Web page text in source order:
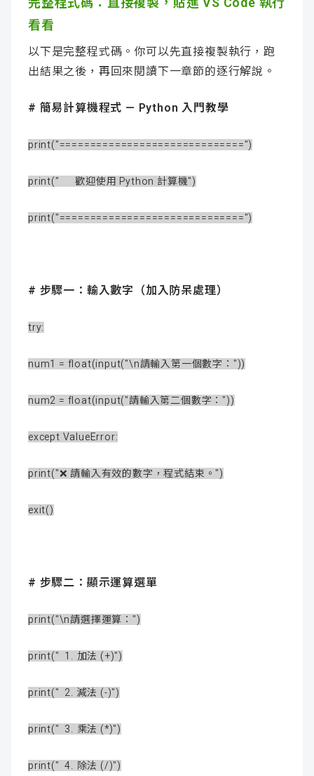
看看
以下是完整程式碼。你可以先直接複製執行，跑
出結果之後，再回來閱讀下一章節的逐行解說。
# 簡易計算機程式 — Python 入門教學
print("==============================")
print(" 歡迎使用 Python 計算機")
print("==============================")
# 步驟一：輸入數字（加入防呆處理）
try:
num1 = float(input("\n請輸入第一個數字："))
num2 = float(input("請輸入第二個數字："))
except ValueError:
print("❌ 請輸入有效的數字，程式結束。")
exit()
# 步驟二：顯示運算選單
print("\n請選擇運算：")
print(" 1. 加法 (+)")
print(" 2. 減法 (-)")
print(" 3. 乘法 (*)")
print(" 4. 除法 (/)")